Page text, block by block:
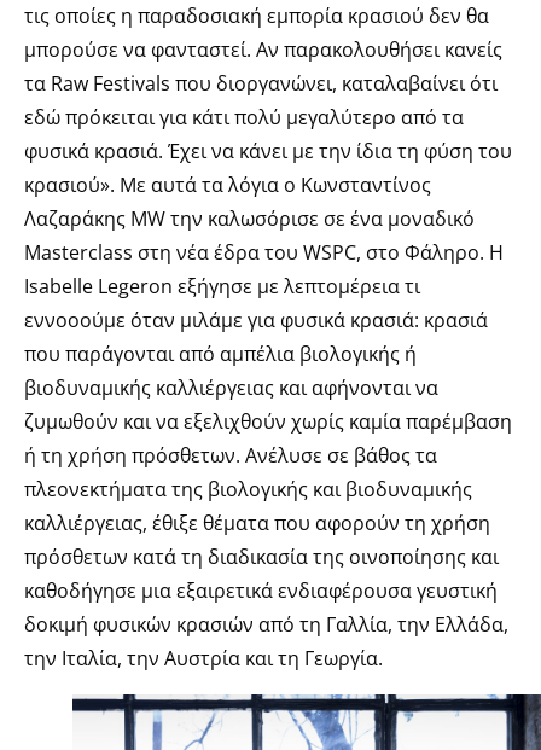
τις οποίες η παραδοσιακή εμπορία κρασιού δεν θα
μπορούσε να φανταστεί. Αν παρακολουθήσει κανείς
τα Raw Festivals που διοργανώνει, καταλαβαίνει ότι
εδώ πρόκειται για κάτι πολύ μεγαλύτερο από τα
φυσικά κρασιά. Έχει να κάνει με την ίδια τη φύση του
κρασιού». Με αυτά τα λόγια ο Κωνσταντίνος
Λαζαράκης MW την καλωσόρισε σε ένα μοναδικό
Masterclass στη νέα έδρα του WSPC, στο Φάληρο. H
Isabelle Legeron εξήγησε με λεπτομέρεια τι
εννοοούμε όταν μιλάμε για φυσικά κρασιά: κρασιά
που παράγονται από αμπέλια βιολογικής ή
βιοδυναμικής καλλιέργειας και αφήνονται να
ζυμωθούν και να εξελιχθούν χωρίς καμία παρέμβαση
ή τη χρήση πρόσθετων. Ανέλυσε σε βάθος τα
πλεονεκτήματα της βιολογικής και βιοδυναμικής
καλλιέργειας, έθιξε θέματα που αφορούν τη χρήση
πρόσθετων κατά τη διαδικασία της οινοποίησης και
καθοδήγησε μια εξαιρετικά ενδιαφέρουσα γευστική
δοκιμή φυσικών κρασιών από τη Γαλλία, την Ελλάδα,
την Ιταλία, την Αυστρία και τη Γεωργία.